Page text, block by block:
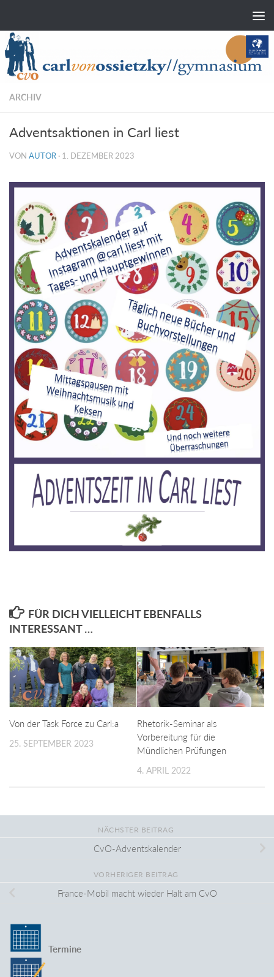
ARCHIV
Adventsaktionen in Carl liest
VON AUTOR · 1. DEZEMBER 2023
FÜR DICH VIELLEICHT EBENFALLS
INTERESSANT …
Von der Task Force zu Carl:a
25. SEPTEMBER 2023
Rhetorik-Seminar als
Vorbereitung für die
Mündlichen Prüfungen
4. APRIL 2022
NÄCHSTER BEITRAG
CvO-Adventskalender
VORHERIGER BEITRAG
France-Mobil macht wieder Halt am CvO
Termine